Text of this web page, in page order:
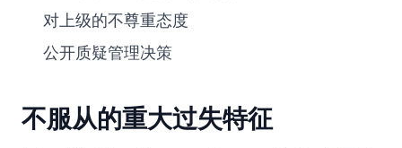
对上级的不尊重态度
公开质疑管理决策
不服从的重大过失特征